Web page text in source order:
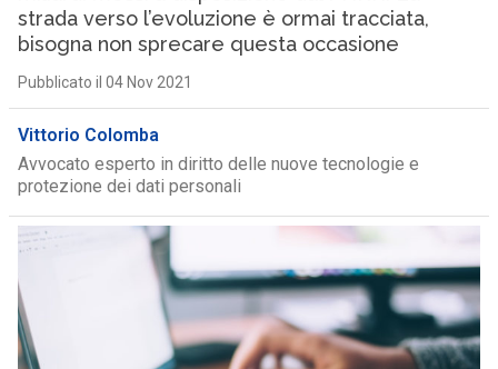
strada verso l’evoluzione è ormai tracciata,
bisogna non sprecare questa occasione
Pubblicato il 04 Nov 2021
Vittorio Colomba
Avvocato esperto in diritto delle nuove tecnologie e
protezione dei dati personali